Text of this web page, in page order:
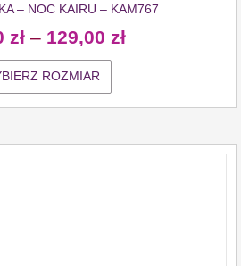
– NOC KAIRU – KAM767
zł – 129,00 zł
ROZMIAR